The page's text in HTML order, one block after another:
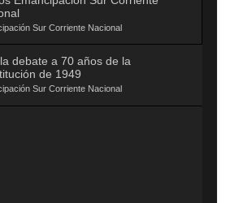
Sur Corriente Nacional
debate a 70 años de la
de 1949
Sur Corriente Nacional